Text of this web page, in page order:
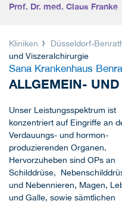
Prof. Dr. med. Claus Franke
Kliniken Düsseldorf-
und Viszeralchirurgie
Sana Krankenhaus
ALLGEMEIN-
Unser Leistungsspektrum ist
konzentriert auf Eingriffe an
Verdauungs- und hormon-
produzierenden Organen.
Hervorzuheben sind OPs an
Schilddrüse,
und Nebennieren, Magen,
und Galle, sowie sämtlichen